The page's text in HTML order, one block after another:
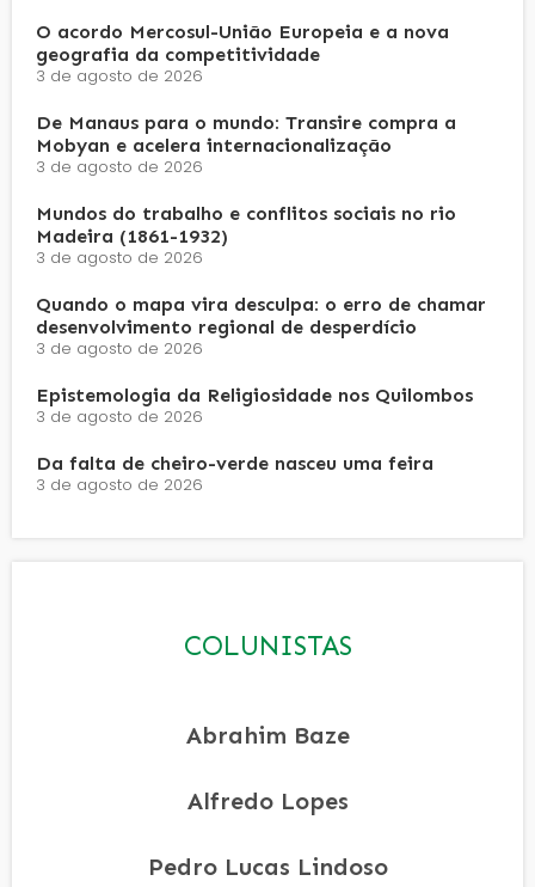
O acordo Mercosul-União Europeia e a nova
geografia da competitividade
3 de agosto de 2026
De Manaus para o mundo: Transire compra a
Mobyan e acelera internacionalização
3 de agosto de 2026
Mundos do trabalho e conflitos sociais no rio
Madeira (1861-1932)
3 de agosto de 2026
Quando o mapa vira desculpa: o erro de chamar
desenvolvimento regional de desperdício
3 de agosto de 2026
Epistemologia da Religiosidade nos Quilombos
3 de agosto de 2026
Da falta de cheiro-verde nasceu uma feira
3 de agosto de 2026
COLUNISTAS
Abrahim Baze
Alfredo Lopes
Pedro Lucas Lindoso